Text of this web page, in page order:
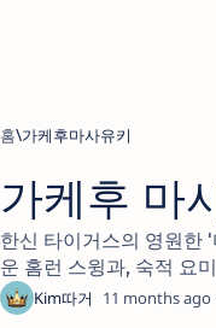
홈 가케후마사유키
가케후 마
한신 타이거스의 영원한
운 홈런 스윙과, 숙적 요
11 months ago